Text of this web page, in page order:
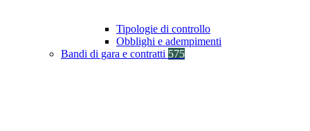
Tipologie di controllo
Obblighi e adempimenti
Bandi di gara e contratti 575